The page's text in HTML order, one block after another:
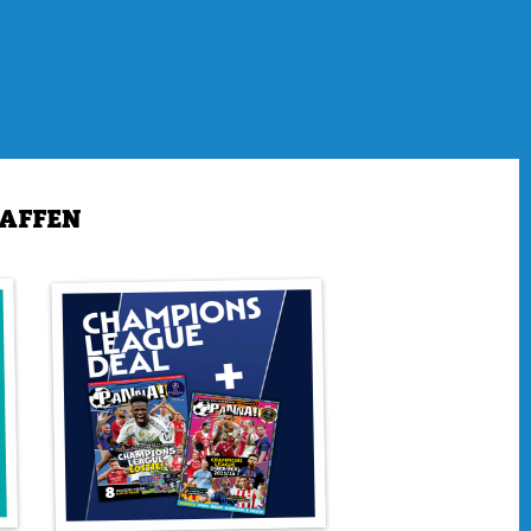
leuk weetje of feitje uit het rijke voetbalverleden.
niet je eigen rooster en huiswerk in te vullen op de
2025-2026 is vanaf nu verkrijgbaar. Niet alleen te koop op de
(kantoor)boekhandels en reislocaties als
en de NS-stations. De agenda is ook online via
nog diezelfde dag verstuurd. Ken je ook al PANNA!
op het leukste kidsmagazine van Nederland is zo
je de gegevens. Veel leesplezier!